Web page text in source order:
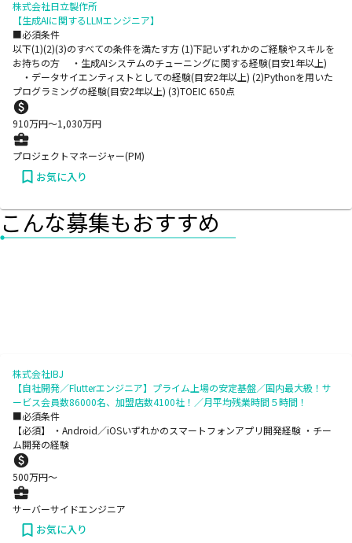
株式会社日立製作所
【生成AIに関するLLMエンジニア】
■必須条件
以下(1)(2)(3)のすべての条件を満たす方 (1)下記いずれかのご経験やスキルを
お持ちの方 ・生成AIシステムのチューニングに関する経験(目安1年以上)
・データサイエンティストとしての経験(目安2年以上) (2)Pythonを用いた
プログラミングの経験(目安2年以上) (3)TOEIC 650点
910万円〜1,030万円
プロジェクトマネージャー(PM)
お気に入り
こんな募集もおすすめ
株式会社IBJ
【自社開発／Flutterエンジニア】プライム上場の安定基盤／国内最大級！サ
ービス会員数86000名、加盟店数4100社！／月平均残業時間５時間！
■必須条件
【必須】 ・Android／iOSいずれかのスマートフォンアプリ開発経験 ・チー
ム開発の経験
500万円〜
サーバーサイドエンジニア
お気に入り